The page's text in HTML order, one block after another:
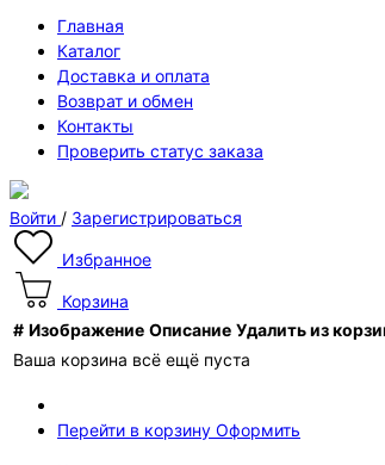
Главная
Каталог
Доставка и оплата
Возврат и обмен
Контакты
Проверить статус заказа
Войти / Зарегистрироваться
Избранное
Корзина
# Изображение Описание Удалить из
Ваша корзина всё ещё пуста
Перейти в корзину Оформить